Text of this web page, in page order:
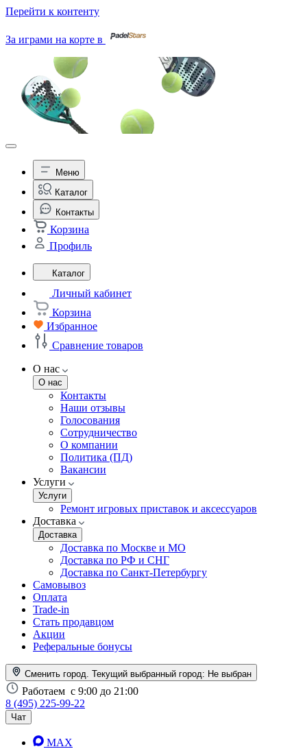
Перейти к контенту
За играми на корте в
Меню
Каталог
Контакты
Корзина
Профиль
Каталог
Личный кабинет
Корзина
Избранное
Сравнение товаров
О нас
О нас
Контакты
Наши отзывы
Голосования
Сотрудничество
О компании
Политика (ПД)
Вакансии
Услуги
Услуги
Ремонт игровых приставок и аксессуаров
Доставка
Доставка
Доставка по Москве и МО
Доставка по РФ и СНГ
Доставка по Санкт-Петербургу
Самовывоз
Оплата
Trade-in
Стать продавцом
Акции
Реферальные бонусы
Сменить город. Текущий выбранный город: Не выбран
Работаем с 9:00 до 21:00
8 (495) 225-99-22
Чат
MAX